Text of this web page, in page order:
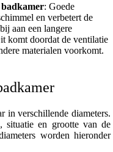
: Goede
en verbetert de
aan een langere
komt doordat de ventilatie
materialen voorkomt.
in verschillende diameters.
en grootte van de
worden hieronder